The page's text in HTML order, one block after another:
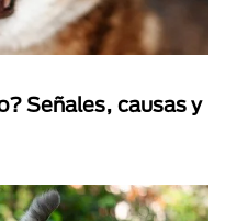
Señales, causas y